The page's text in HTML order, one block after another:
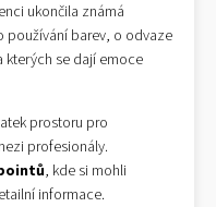
ukončila známá
používání barev, o odvaze
kterých se dají emoce
prostoru pro
profesionály.
, kde si mohli
informace.